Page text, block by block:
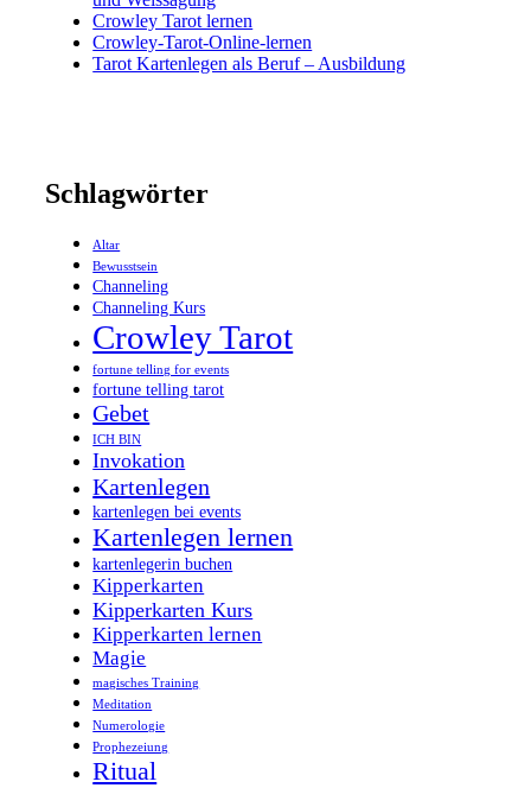
Crowley Tarot lernen
Crowley-Tarot-Online-lernen
Tarot Kartenlegen als Beruf – Ausbildung
Schlagwörter
Altar
Bewusstsein
Channeling
Channeling Kurs
Crowley Tarot
fortune telling for events
fortune telling tarot
Gebet
ICH BIN
Invokation
Kartenlegen
kartenlegen bei events
Kartenlegen lernen
kartenlegerin buchen
Kipperkarten
Kipperkarten Kurs
Kipperkarten lernen
Magie
magisches Training
Meditation
Numerologie
Prophezeiung
Ritual